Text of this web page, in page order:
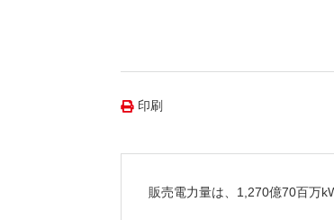
印刷
販売電力量は、1,270億70百万